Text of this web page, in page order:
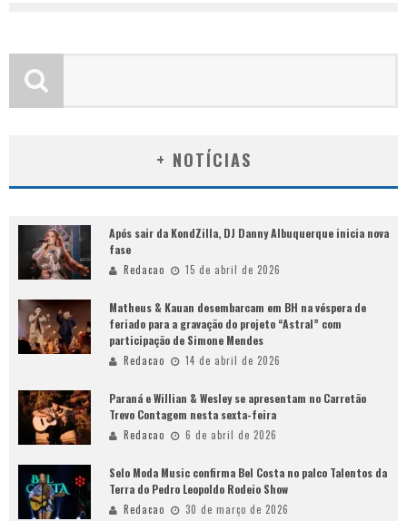
+ NOTÍCIAS
Após sair da KondZilla, DJ Danny Albuquerque inicia nova
fase
Redacao 15 de abril de 2026
Matheus & Kauan desembarcam em BH na véspera de
feriado para a gravação do projeto “Astral” com
participação de Simone Mendes
Redacao 14 de abril de 2026
Paraná e Willian & Wesley se apresentam no Carretão
Trevo Contagem nesta sexta-feira
Redacao 6 de abril de 2026
Selo Moda Music confirma Bel Costa no palco Talentos da
Terra do Pedro Leopoldo Rodeio Show
Redacao 30 de março de 2026